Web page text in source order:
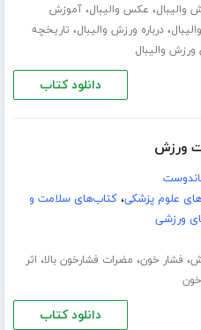
والیبال، عکس والیبال،آموزش
،درباره ورزش والیبال، تاریخچه
ورزش والیبال
دانلود کتاب
ورزش
علوم پزشکی،کتاب‌های سلامت و
ورزشی
، فشار خون، مضرات فشارخون بالا، اثر
دانلود کتاب